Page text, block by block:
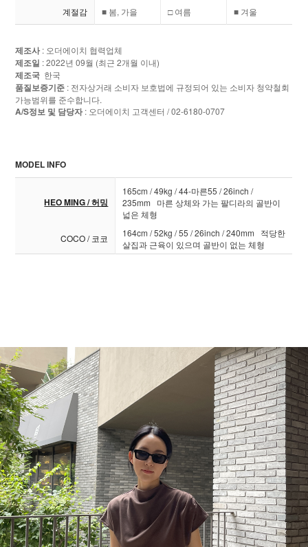
계절감
■ 봄, 가을 □ 여름 ■ 겨울
제조사: 오더에이치 협력업체
제조일 : 2022년 09월 (최근 2개월 이내)
제조국 한국
품질보증기준 : 전자상거래 소비자 보호법에 규정되어 있는 소비자 청약철회
가능범위를 준수합니다.
A/S정보 및 담당자: 오더에이치 고객센터 / 02-6180-0707
MODEL INFO
HEO MING / 허밍
165cm / 49kg / 44-마른55 / 26inch /
235mm 마른 상체와 가는 팔디라의 골반이
넓은 체형
COCO / 코코
164cm / 52kg / 55 / 26inch / 240mm 적당한
살집과 근육이 있으며 골반이 없는 체형